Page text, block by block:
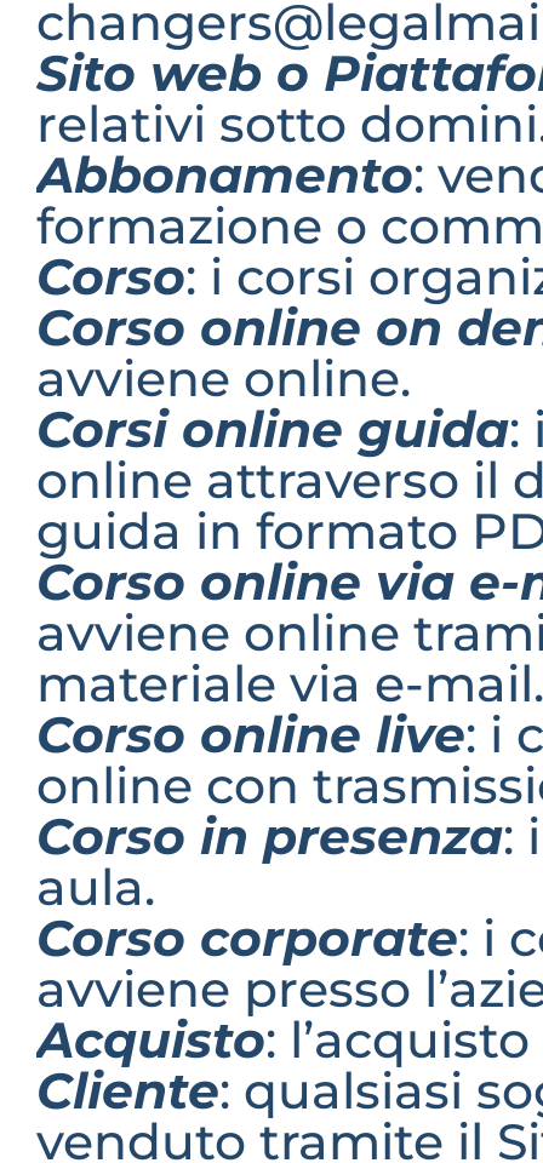
Sito web o
relativi sotto
Abbonamento:
formazione o
Corso: i corsi
Corso online on
avviene online.
Corsi online guida:
online attraverso il
guida in formato
Corso online via e-
avviene online
materiale via e-mail.
Corso online live: i
online con
Corso in presenza:
aula.
Corso corporate: i
avviene presso
Acquisto:
Cliente: qualsiasi
venduto tramite il